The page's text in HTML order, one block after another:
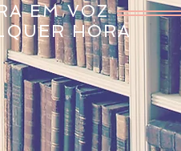
EM VOZ
HORA